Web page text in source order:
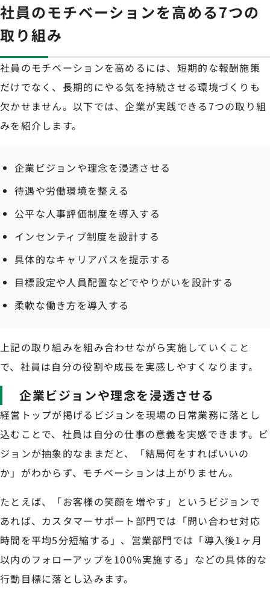
社員のモチベーションを高める7つの
取り組み
社員のモチベーションを高めるには、短期的な報酬施策
だけでなく、長期的にやる気を持続させる環境づくりも
欠かせません。以下では、企業が実践できる7つの取り組
みを紹介します。
企業ビジョンや理念を浸透させる
待遇や労働環境を整える
公平な人事評価制度を導入する
インセンティブ制度を設計する
具体的なキャリアパスを提示する
目標設定や人員配置などでやりがいを設計する
柔軟な働き方を導入する
上記の取り組みを組み合わせながら実施していくこと
で、社員は自分の役割や成長を実感しやすくなります。
企業ビジョンや理念を浸透させる
経営トップが掲げるビジョンを現場の日常業務に落とし
込むことで、社員は自分の仕事の意義を実感できます。ビ
ジョンが抽象的なままだと、「結局何をすればいいの
か」がわからず、モチベーションは上がりません。
たとえば、「お客様の笑顔を増やす」というビジョンで
あれば、カスタマーサポート部門では「問い合わせ対応
時間を平均5分短縮する」、営業部門では「導入後1ヶ月
以内のフォローアップを100%実施する」などの具体的な
行動目標に落とし込みます。